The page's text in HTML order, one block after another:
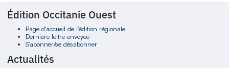
Édition Occitanie Ouest
Page d'accueil de l'édition régionale
Dernière lettre envoyée
S'abonner/se désabonner
Actualités